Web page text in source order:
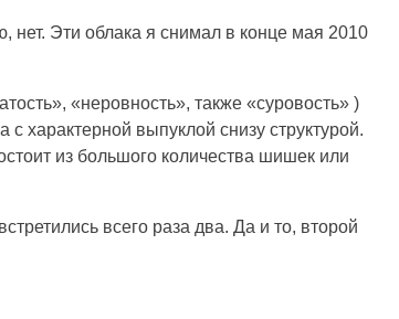
нет. Эти облака я снимал в конце мая 2010
«неровность», также «суровость» )
характерной выпуклой снизу структурой.
из большого количества шишек или
всего раза два. Да и то, второй